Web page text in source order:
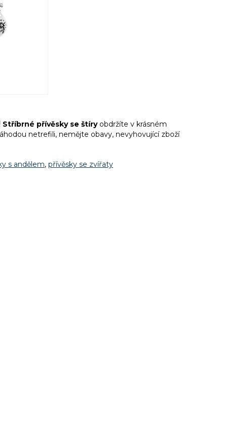
Stříbrné přívěsky se štíry obdržíte v krásném
netrefili, nemějte obavy, nevyhovující zboží
s andělem, přívěsky se zvířaty